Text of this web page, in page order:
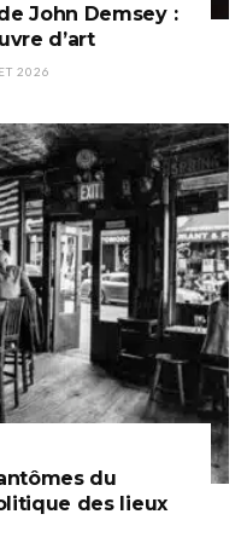
John Demsey :
d’art
2026
du
des lieux